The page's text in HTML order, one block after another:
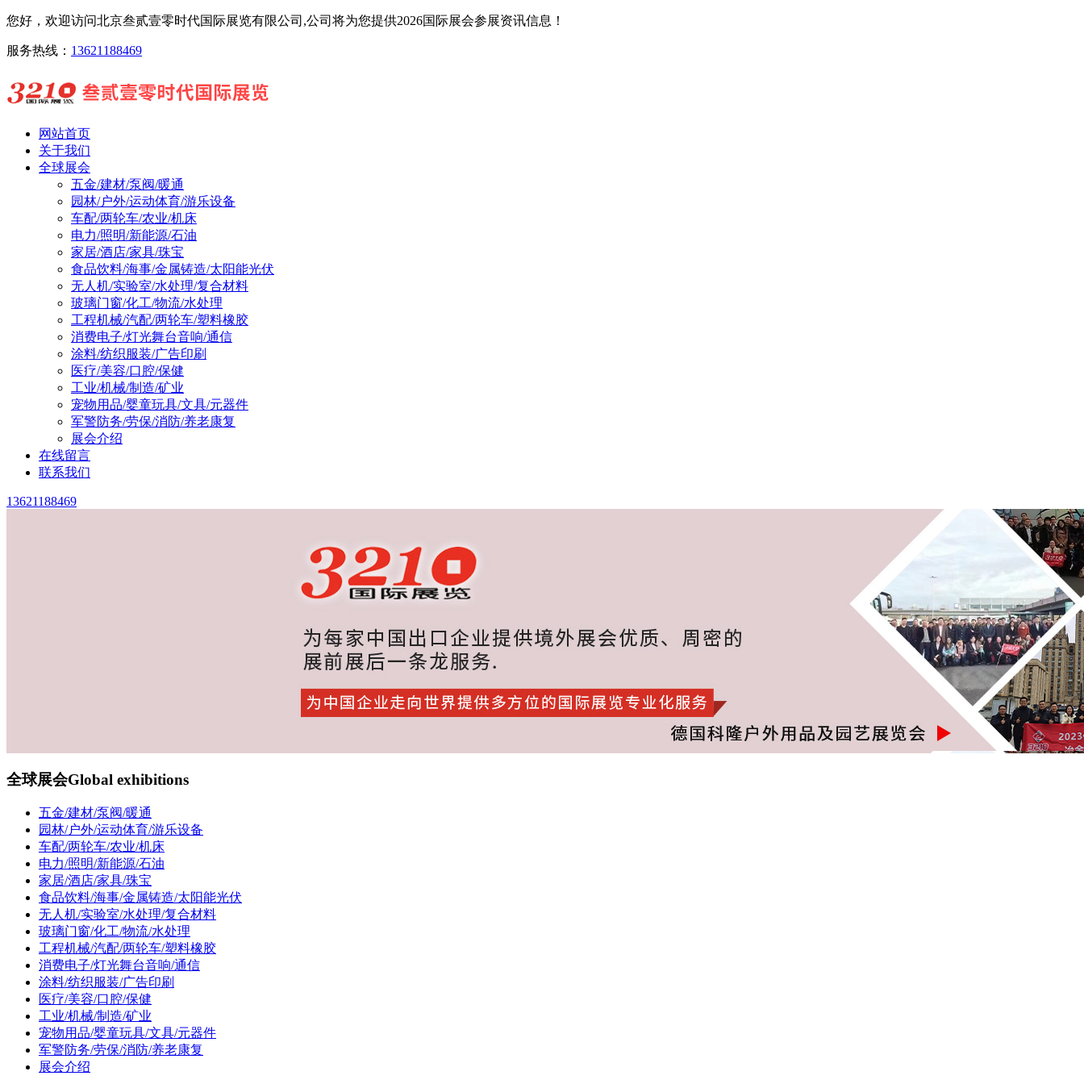
您好，欢迎访问北京叁贰壹零时代国际展览有限公司,公司将为您提供2026国际展会参展资讯信息！
服务热线： 13621188469
网站首页
关于我们
全球展会
五金/建材/泵阀/暖通
园林/户外/运动体育/游乐设备
车配/两轮车/农业/机床
电力/照明/新能源/石油
家居/酒店/家具/珠宝
食品饮料/海事/金属铸造/太阳能光伏
无人机/实验室/水处理/复合材料
玻璃门窗/化工/物流/水处理
工程机械/汽配/两轮车/塑料橡胶
消费电子/灯光舞台音响/通信
涂料/纺织服装/广告印刷
医疗/美容/口腔/保健
工业/机械/制造/矿业
宠物用品/婴童玩具/文具/元器件
军警防务/劳保/消防/养老康复
展会介绍
在线留言
联系我们
13621188469
全球展会Global exhibitions
五金/建材/泵阀/暖通
园林/户外/运动体育/游乐设备
车配/两轮车/农业/机床
电力/照明/新能源/石油
家居/酒店/家具/珠宝
食品饮料/海事/金属铸造/太阳能光伏
无人机/实验室/水处理/复合材料
玻璃门窗/化工/物流/水处理
工程机械/汽配/两轮车/塑料橡胶
消费电子/灯光舞台音响/通信
涂料/纺织服装/广告印刷
医疗/美容/口腔/保健
工业/机械/制造/矿业
宠物用品/婴童玩具/文具/元器件
军警防务/劳保/消防/养老康复
展会介绍